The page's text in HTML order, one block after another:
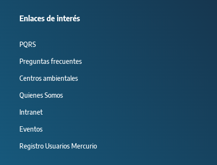
Enlaces de interés
PQRS
Preguntas frecuentes
Centros ambientales
Quienes Somos
Intranet
Eventos
Registro Usuarios Mercurio